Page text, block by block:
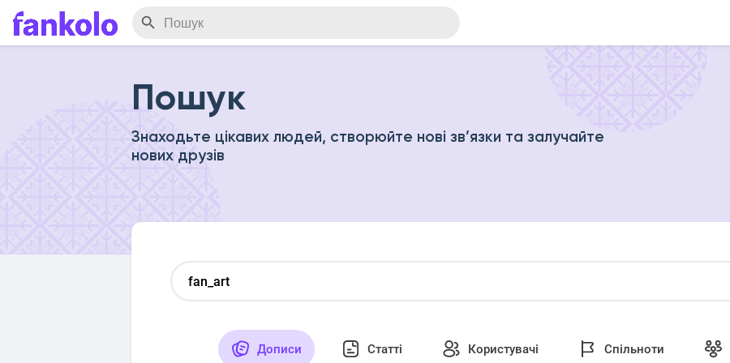
Пошук
Знаходьте цікавих людей, створюйте нові зв’язки та залучайте
нових друзів
Дописи Статті Користувачі Спільноти